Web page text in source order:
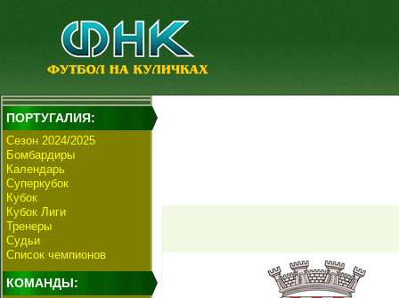
ПОРТУГАЛИЯ:
Сезон 2024/2025
Бомбардиры
Календарь
Суперкубок
Кубок
Кубок Лиги
Тренеры
Судьи
Список чемпионов
КОМАНДЫ: